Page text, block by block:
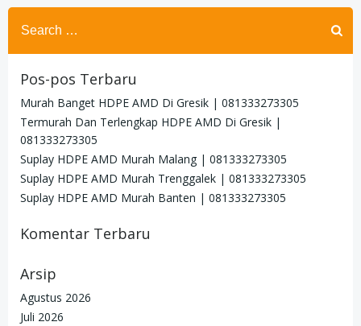
Search
for:
Pos-pos Terbaru
Murah Banget HDPE AMD Di Gresik | 081333273305
Termurah Dan Terlengkap HDPE AMD Di Gresik |
081333273305
Suplay HDPE AMD Murah Malang | 081333273305
Suplay HDPE AMD Murah Trenggalek | 081333273305
Suplay HDPE AMD Murah Banten | 081333273305
Komentar Terbaru
Arsip
Agustus 2026
Juli 2026